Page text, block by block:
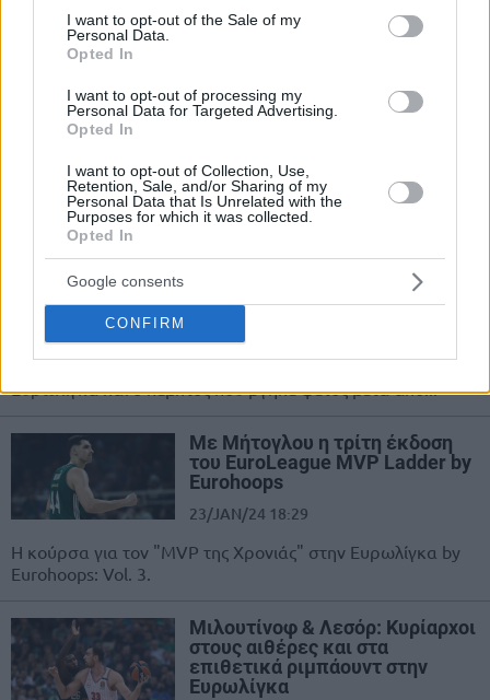
consent section.
I want to opt-out of the Sale of my
Personal Data.
Opted In
I want to opt-out of processing my
Personal Data for Targeted Advertising.
Opted In
I want to opt-out of Collection, Use,
Retention, Sale, and/or Sharing of my
Personal Data that Is Unrelated with the
Purposes for which it was collected.
Opted In
Google consents
CONFIRM
στην Μπασκόνια και...
Ευρωλίγκα θα έμπαιναν το…
πολύ στο play-in!”
Ο Τσίμα Μονέκε της Μπασκόνια πιστεύει ότι οι ουραγοί του
ΝΒΑ, Ντιτρόιτ Πίστονς, με το ... ζόρι θα έμπαιναν...
Παναθηναϊκός: 25 αγώνες, 10
Ο Κίναν Έβανς ήταν ο MVP της 25ης αγωνιστικής στην
Ευρωλίγκα και ο πέμπτος που βγήκε φέτος μετά από...
Με Μήτογλου η τρίτη έκδοση
του EuroLeague MVP Ladder by
Eurohoops
23/JAN/24 18:29
Η κούρσα για τον "MVP της Χρονιάς" στην Ευρωλίγκα by
Eurohoops: Vol. 3.
Μιλουτίνοφ & Λεσόρ: Κυρίαρχοι
στους αιθέρες και στα
επιθετικά ριμπάουντ στην
Ευρωλίγκα